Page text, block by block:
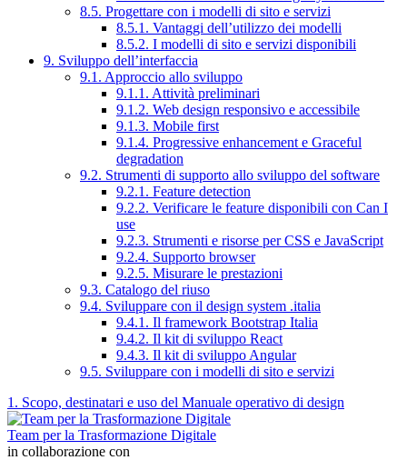
8.5. Progettare con i modelli di sito e servizi
8.5.1. Vantaggi dell’utilizzo dei modelli
8.5.2. I modelli di sito e servizi disponibili
9. Sviluppo dell’interfaccia
9.1. Approccio allo sviluppo
9.1.1. Attività preliminari
9.1.2. Web design responsivo e accessibile
9.1.3. Mobile first
9.1.4. Progressive enhancement e Graceful
degradation
9.2. Strumenti di supporto allo sviluppo del software
9.2.1. Feature detection
9.2.2. Verificare le feature disponibili con Can I
use
9.2.3. Strumenti e risorse per CSS e JavaScript
9.2.4. Supporto browser
9.2.5. Misurare le prestazioni
9.3. Catalogo del riuso
9.4. Sviluppare con il design system .italia
9.4.1. Il framework Bootstrap Italia
9.4.2. Il kit di sviluppo React
9.4.3. Il kit di sviluppo Angular
9.5. Sviluppare con i modelli di sito e servizi
1. Scopo, destinatari e uso del Manuale operativo di design
Team per la Trasformazione Digitale
in collaborazione con